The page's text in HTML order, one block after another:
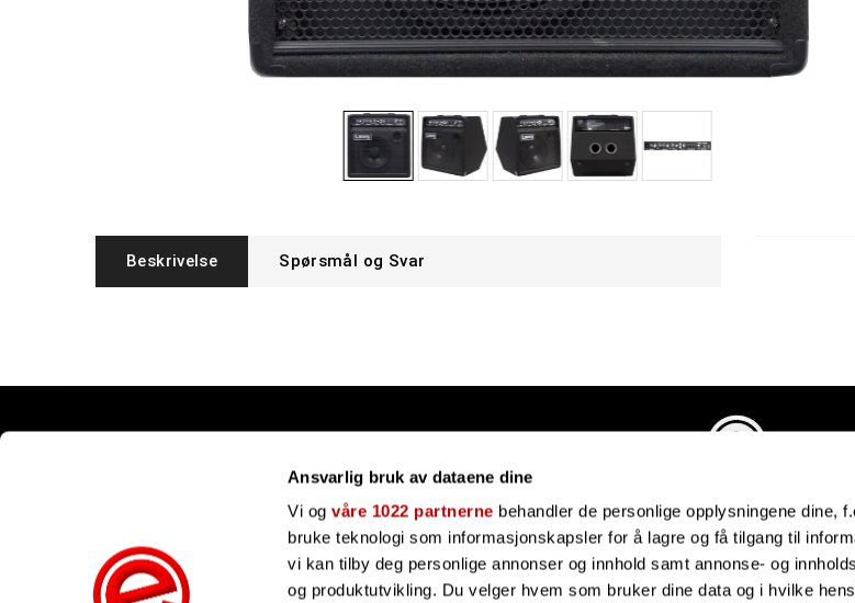
Ansvarlig bruk av dataene dine
Vi ogvåre 1022 partnerne behandler de personlige opplysningene dine,
bruke teknologi som informasjonskapsler for å lagre og få tilgang til
vi kan tilby deg personlige annonser og innhold samt annonse- og
og produktutvikling. Du velger hvem som bruker dine data og i hvilke
Beskrivelse Spørsmål og Svar
Bli forhandler
Ofte stilte spørsmål
Industriveien 4
4879 Grimstad
Organisasjonsnummer: